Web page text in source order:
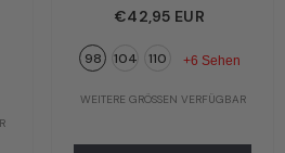
Kinder Kleid Hellblau –
Bio-Baumwolle GOTS |
€42,95 EUR
98 104 110 +6 Sehen
WEITERE GRÖSSEN VERFÜGBAR